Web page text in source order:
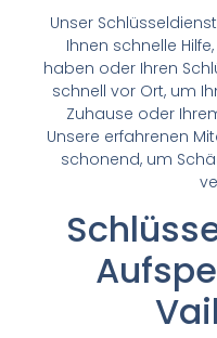
Unser
Ihnen schnelle
haben oder Ihren
schnell vor Ort, um
Zuhause oder
Unsere erfahrenen
schonend, um